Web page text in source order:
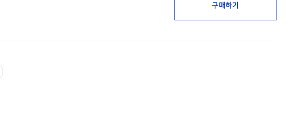
구매하기